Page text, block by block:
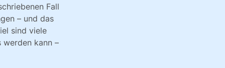
Fall
– und das
sind viele
kann –